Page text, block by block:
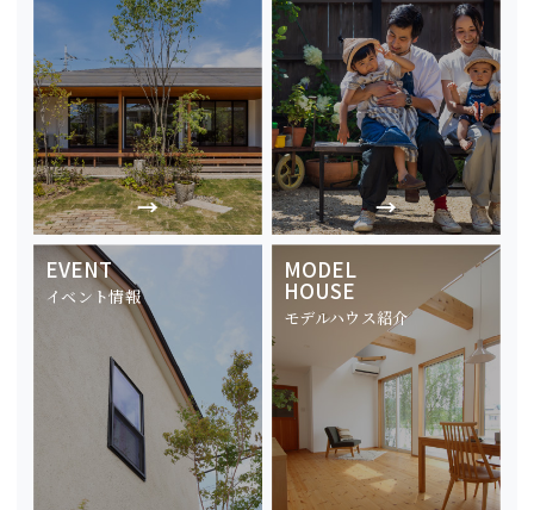
EVENT
イベント情報
MODEL
HOUSE
モデルハウス紹介